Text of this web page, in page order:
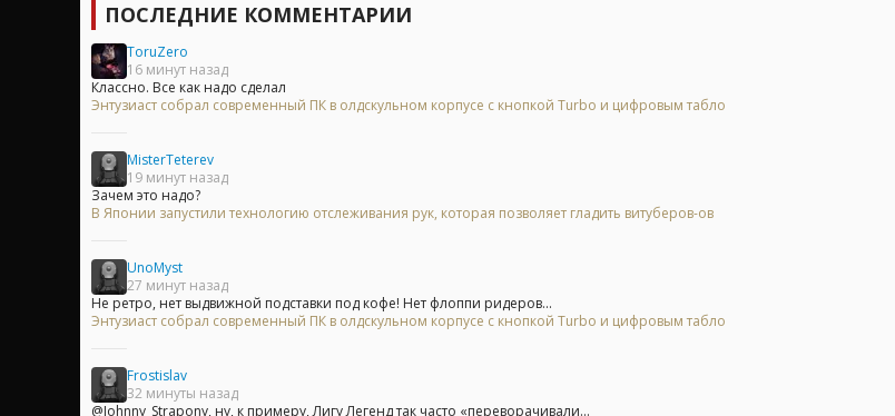
ПОСЛЕДНИЕ КОММЕНТАРИИ
ToruZero
16 минут назад
Классно. Все как надо сделал
Энтузиаст собрал современный ПК в олдскульном корпусе с кнопкой Turbo и цифровым табло
MisterTeterev
19 минут назад
Зачем это надо?
В Японии запустили технологию отслеживания рук, которая позволяет гладить витуберов-ов
UnoMyst
27 минут назад
Не ретро, нет выдвижной подставки под кофе! Нет флоппи ридеров...
Энтузиаст собрал современный ПК в олдскульном корпусе с кнопкой Turbo и цифровым табло
Frostislav
32 минуты назад
@Johnny_Strapony, ну, к примеру, Лигу Легенд так часто «переворачивали...